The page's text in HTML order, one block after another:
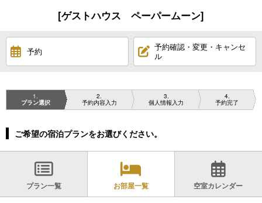
[ゲストハウス ペーパームーン]
予約
予約確認・変更・キャンセ
ル
1
プラン選択
2
予約内容入力
3
個人情報入力
4
予約完了
ご希望の宿泊プランをお選びください。
プラン一覧 お部屋一覧 空室カレンダー